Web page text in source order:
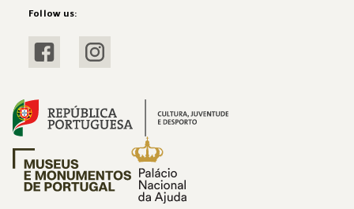
Follow us:
Visit FacebookVisit Instagram